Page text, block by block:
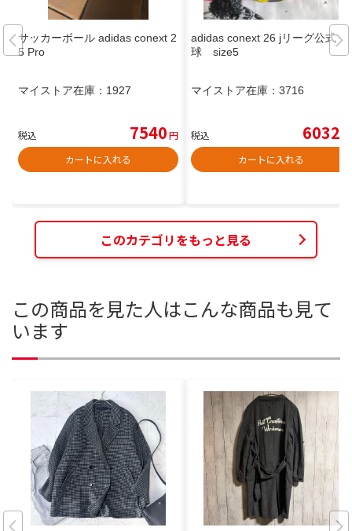
サッカーボール adidas conext 2
5 Pro
マイストア在庫： 1927
税込 7540円
カートに入れる
adidas conext 26 jリーグ公式
球 size5
マイストア在庫： 3716
税込 6032
カートに入れる
このカテゴリをもっと見る
この商品を見た人はこんな商品も見て
います